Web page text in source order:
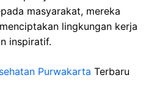
masyarakat, mereka
lingkungan kerja
inspiratif.
Purwakarta Terbaru